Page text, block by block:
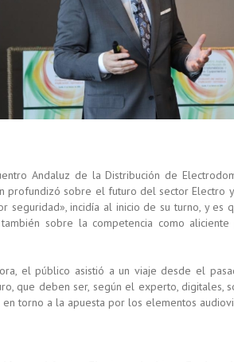
Andaluz de la Distribución de
profundizó sobre el futuro del sector Electro
seguridad», incidía al inicio de su turno, y
sobre la competencia como
el público asistió a un viaje desde el
que deben ser, según el experto, digitales,
torno a la apuesta por los elementos